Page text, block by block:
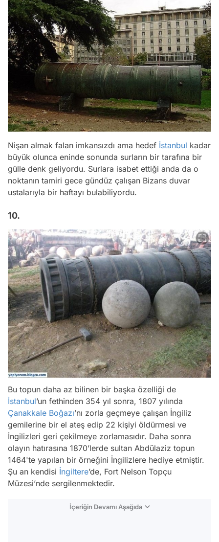
Nişan almak falan imkansızdı ama hedef İstanbul kadar
büyük olunca eninde sonunda surların bir tarafına bir
gülle denk geliyordu. Surlara isabet ettiği anda da o
noktanın tamiri gece gündüz çalışan Bizans duvar
ustalarıyla bir haftayı bulabiliyordu.
10.
Bu topun daha az bilinen bir başka özelliği de
İstanbul’un fethinden 354 yıl sonra, 1807 yılında
Çanakkale Boğazı’nı zorla geçmeye çalışan İngiliz
gemilerine bir el ateş edip 22 kişiyi öldürmesi ve
İngilizleri geri çekilmeye zorlamasıdır. Daha sonra
olayın hatırasına 1870’lerde sultan Abdülaziz topun
1464'te yapılan bir örneğini İngilizlere hediye etmiştir.
Şu an kendisi İngiltere’de, Fort Nelson Topçu
Müzesi’nde sergilenmektedir.
İçeriğin Devamı Aşağıda